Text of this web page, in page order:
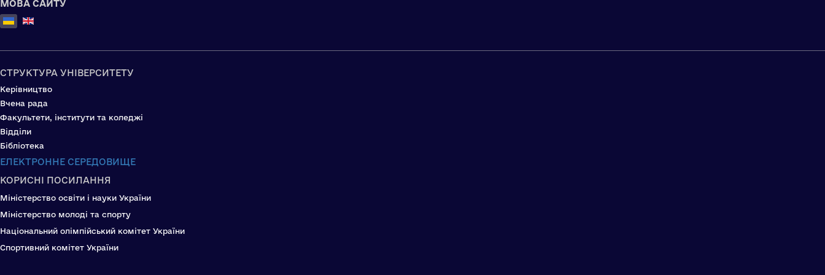
МОВА САЙТУ
Оберіть свою мову
СТРУКТУРА УНІВЕРСИТЕТУ
Керівництво
Вчена рада
Факультети, інститути та коледжі
Відділи
Бібліотека
ЕЛЕКТРОННЕ СЕРЕДОВИЩЕ
КОРИСНІ ПОСИЛАННЯ
Міністерство освіти і науки України
Міністерство молоді та спорту
Національний олімпійський комітет України
Спортивний комітет України